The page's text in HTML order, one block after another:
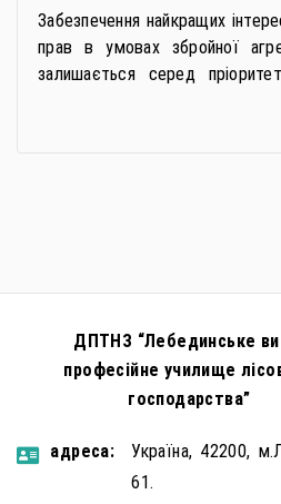
Забезпечення найкращих
прав в умовах збройної
залишається серед
застосовується метод
ДПТНЗ “Лебединське
професійне училище
господарства”
aдресa:
Україна, 42200,
61.